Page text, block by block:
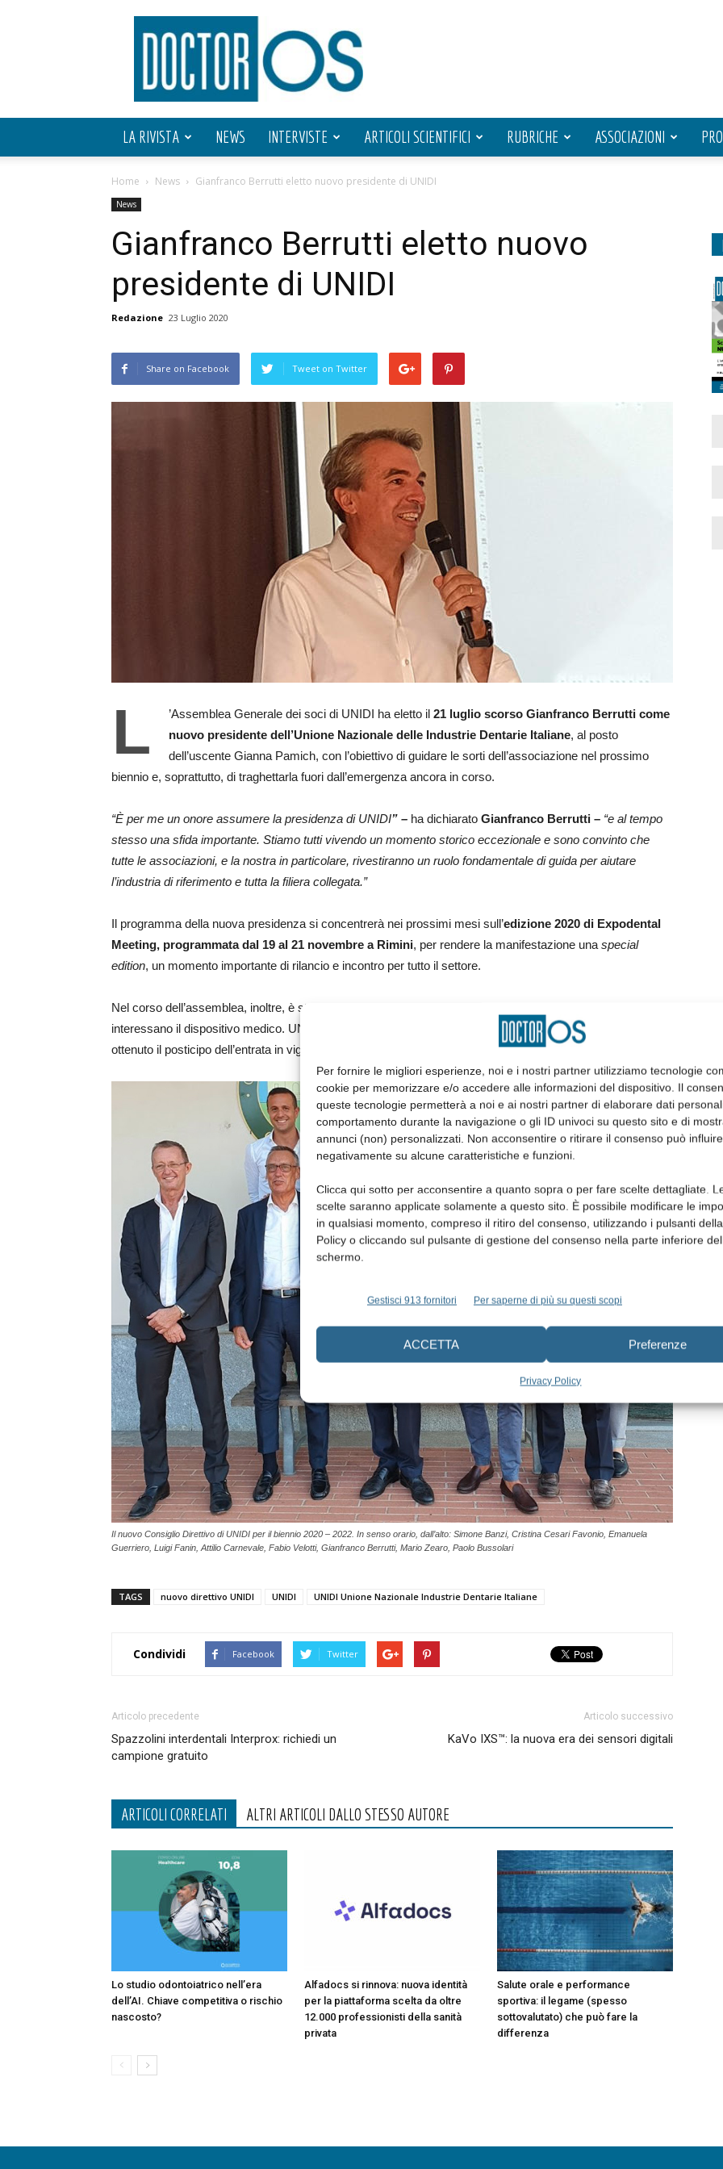
Per fornire le migliori esperienze, noi e i nostri partner utilizziamo tecnologie
cookie per memorizzare e/o accedere alle informazioni del dispositivo. Il
queste tecnologie permetterà a noi e ai nostri partner di elaborare dati
comportamento durante la navigazione o gli ID univoci su questo sito e di
annunci (non) personalizzati. Non acconsentire o ritirare il consenso può influire
negativamente su alcune caratteristiche e funzioni.
Clicca qui sotto per acconsentire a quanto sopra o per fare scelte dettagliate.
scelte saranno applicate solamente a questo sito. È possibile modificare le
in qualsiasi momento, compreso il ritiro del consenso, utilizzando i pulsanti
Policy o cliccando sul pulsante di gestione del consenso nella parte inferiore
schermo.
Gestisci 913 fornitori Per saperne di più su questi scopi
ACCETTA Preferenze
Privacy Policy
Doctor
OS
LA RIVISTA NEWS INTERVISTE ARTICOLI SCIENTIFICI RUBRICHE ASSOCIAZIONI
Home News Gianfranco Berrutti eletto nuovo presidente di UNIDI
News
Gianfranco Berrutti eletto nuovo
presidente di UNIDI
Redazione 23 Luglio 2020
Share on Facebook Tweet on Twitter
L ’Assemblea Generale dei soci di UNIDI ha eletto il 21 luglio scorso Gianfranco Berrutti come
nuovo presidente dell’Unione Nazionale delle Industrie Dentarie Italiane, al posto
dell’uscente Gianna Pamich, con l’obiettivo di guidare le sorti dell’associazione nel prossimo
biennio e, soprattutto, di traghettarla fuori dall’emergenza ancora in corso.
“È per me un onore assumere la presidenza di UNIDI” – ha dichiarato Gianfranco Berrutti – “e al tempo
stesso una sfida importante. Stiamo tutti vivendo un momento storico eccezionale e sono convinto che
tutte le associazioni, e la nostra in particolare, rivestiranno un ruolo fondamentale di guida per aiutare
l’industria di riferimento e tutta la filiera collegata.”
Il programma della nuova presidenza si concentrerà nei prossimi mesi sull’edizione 2020 di Expodental
Meeting, programmata dal 19 al 21 novembre a Rimini, per rendere la manifestazione una special
edition, un momento importante di rilancio e incontro per tutto il settore.
Nel corso dell’assemblea, inoltre, è stato presentato ai soci un approfondimento sulle recenti normative che
interessano il dispositivo medico. UNIDI, infatti, lavorando di concerto con le altre associazioni coinvolte, ha
ottenuto il posticipo dell’entrata in vigore del nuovo Regolamento UE 745/2017 (MDR) al 26 maggio 2021.
Il nuovo Consiglio Direttivo di UNIDI per il biennio 2020 – 2022. In senso orario, dall’alto: Simone Banzi, Cristina Cesari Favonio, Emanuela
Guerriero, Luigi Fanin, Attilio Carnevale, Fabio Velotti, Gianfranco Berrutti, Mario Zearo, Paolo Bussolari
TAGS nuovo direttivo UNIDI UNIDI UNIDI Unione Nazionale Industrie Dentarie Italiane
Condividi Facebook Twitter
Articolo precedente
Spazzolini interdentali Interprox: richiedi un
campione gratuito
Articolo successivo
KaVo IXS™: la nuova era dei sensori digitali
ARTICOLI CORRELATI ALTRI ARTICOLI DALLO STESSO AUTORE
Lo studio odontoiatrico nell’era
dell’AI. Chiave competitiva o rischio
nascosto?
Alfadocs si rinnova: nuova identità
per la piattaforma scelta da oltre
12.000 professionisti della sanità
privata
Salute orale e performance
sportiva: il legame (spesso
sottovalutato) che può fare la
differenza